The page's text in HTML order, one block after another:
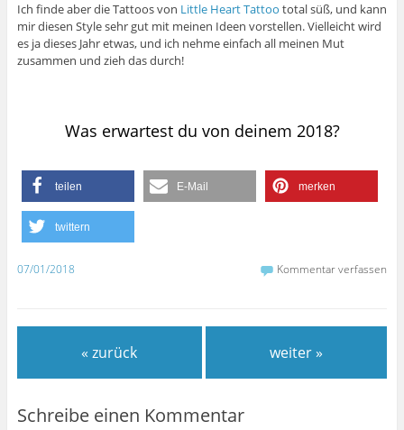
Ich finde aber die Tattoos von Little Heart Tattoo total süß, und kann
mir diesen Style sehr gut mit meinen Ideen vorstellen. Vielleicht wird
es ja dieses Jahr etwas, und ich nehme einfach all meinen Mut
zusammen und zieh das durch!
Was erwartest du von deinem 2018?
teilen E-Mail merken
twittern
07/01/2018 Kommentar verfassen
« zurück weiter »
Schreibe einen Kommentar